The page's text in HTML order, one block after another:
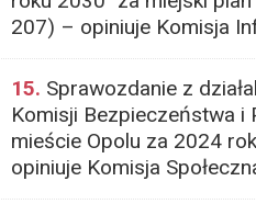
207) – opiniuje Komisja
15. Sprawozdanie z
Komisji Bezpieczeństwa i
mieście Opolu za 2024
opiniuje Komisja